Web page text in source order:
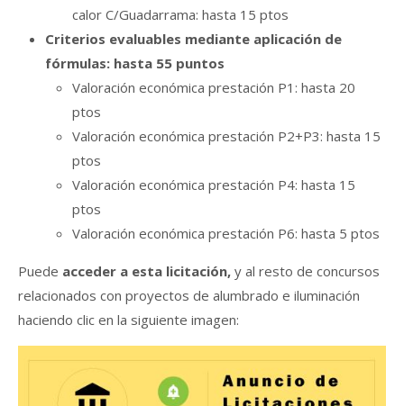
calor C/Guadarrama: hasta 15 ptos
Criterios evaluables mediante aplicación de
fórmulas: hasta 55 puntos
Valoración económica prestación P1: hasta 20
ptos
Valoración económica prestación P2+P3: hasta 15
ptos
Valoración económica prestación P4: hasta 15
ptos
Valoración económica prestación P6: hasta 5 ptos
Puede acceder a esta licitación, y al resto de concursos
relacionados con proyectos de alumbrado e iluminación
haciendo clic en la siguiente imagen: